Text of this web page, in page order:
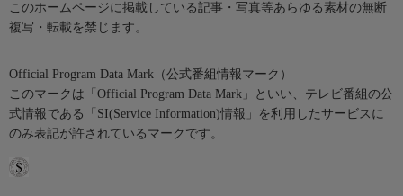
このホームページに掲載している記事・写真等あらゆる素材の無断
複写・転載を禁じます。
Official Program Data Mark（公式番組情報マーク）
このマークは「Official Program Data Mark」といい、テレビ番組の公
式情報である「SI(Service Information)情報」を利用したサービスに
のみ表記が許されているマークです。